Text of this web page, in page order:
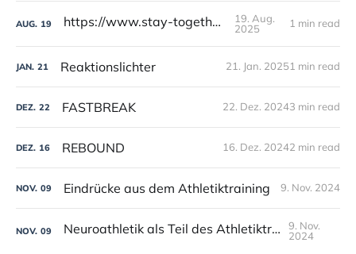
AUG. 19 https://www.stay-together.de/
19. Aug.
2025
1 min read
JAN. 21 Reaktionslichter 21. Jan. 20251 min read
DEZ. 22 FASTBREAK 22. Dez. 20243 min read
DEZ. 16 REBOUND 16. Dez. 20242 min read
NOV. 09 Eindrücke aus dem Athletiktraining 9. Nov. 2024
NOV. 09 Neuroathletik als Teil des Athletiktrainings
9. Nov.
2024